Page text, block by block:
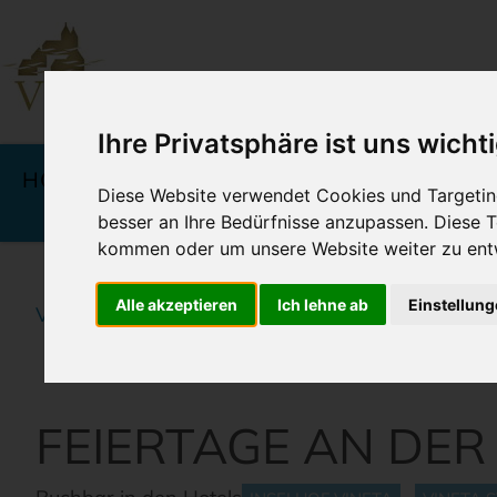
Ihre Privatsphäre ist uns
Diese Website verwendet Cookies und
besser an Ihre Bedürfnisse anzupassen. Diese
kommen oder um unsere Website weiter zu
Alle akzeptieren Ich lehne ab
Navigation
HOTELS
PREISE
Vineta Hotels Usedom Home Angebote &
FEIERTAGE AN